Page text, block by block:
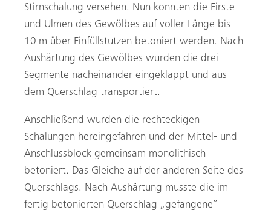
Stirnschalung versehen. Nun konnten die Firste
und Ulmen des Gewölbes auf voller Länge bis
10 m über Einfüllstutzen betoniert werden. Nach
Aushärtung des Gewölbes wurden die drei
Segmente nacheinander eingeklappt und aus
dem Querschlag transportiert.
Anschließend wurden die rechteckigen
Schalungen hereingefahren und der Mittel- und
Anschlussblock gemeinsam monolithisch
betoniert. Das Gleiche auf der anderen Seite des
Querschlags. Nach Aushärtung musste die im
fertig betonierten Querschlag „gefangene“
Suche